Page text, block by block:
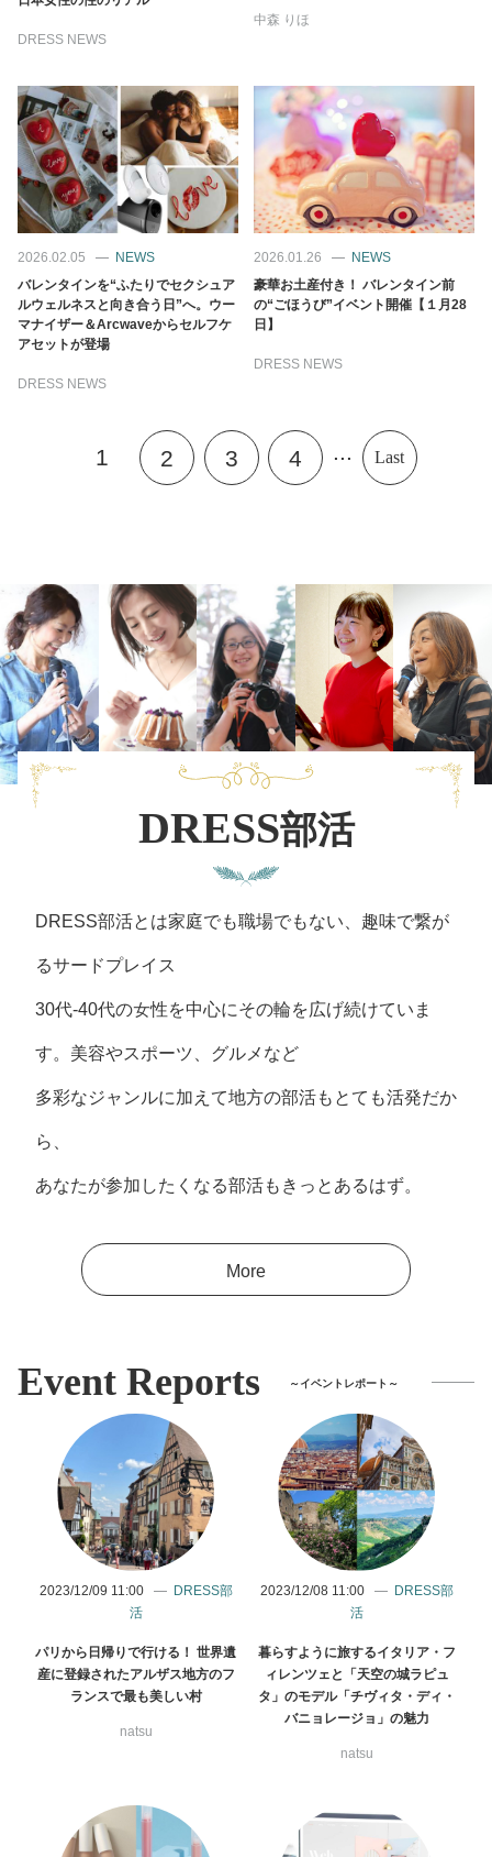
DRESS NEWS
中森 りほ
2026.02.05
NEWS
バレンタインを“ふたりでセクシュア
ルウェルネスと向き合う日”へ。ウー
マナイザー＆Arcwaveからセルフケ
アセットが登場
DRESS NEWS
2026.01.26
NEWS
豪華お土産付き！ バレンタイン前
の“ごほうび”イベント開催【１月28
日】
DRESS NEWS
1 2 3 4 ... Last
DRESS部活
DRESS部活とは家庭でも職場でもない、趣味で繋が
るサードプレイス
30代-40代の女性を中⼼にその輪を広げ続けていま
す。美容やスポーツ、グルメなど
多彩なジャンルに加えて地方の部活もとても活発だか
ら、
あなたが参加したくなる部活もきっとあるはず。
More
Event Reports ～イベントレポート～
2023/12/09 11:00
DRESS部
活
パリから日帰りで行ける！ 世界遺
産に登録されたアルザス地方のフ
ランスで最も美しい村
natsu
2023/12/08 11:00
DRESS部
活
暮らすように旅するイタリア・フ
ィレンツェと「天空の城ラピュ
タ」のモデル「チヴィタ・ディ・
バニョレージョ」の魅力
natsu